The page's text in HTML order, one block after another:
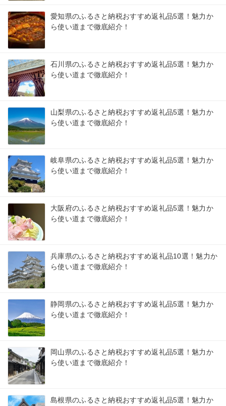
愛知県のふるさと納税おすすめ返礼品5選！魅力か
ら使い道まで徹底紹介！
石川県のふるさと納税おすすめ返礼品5選！魅力か
ら使い道まで徹底紹介！
山梨県のふるさと納税おすすめ返礼品5選！魅力か
ら使い道まで徹底紹介！
岐阜県のふるさと納税おすすめ返礼品5選！魅力か
ら使い道まで徹底紹介！
大阪府のふるさと納税おすすめ返礼品5選！魅力か
ら使い道まで徹底紹介！
兵庫県のふるさと納税おすすめ返礼品10選！魅力か
ら使い道まで徹底紹介！
静岡県のふるさと納税おすすめ返礼品5選！魅力か
ら使い道まで徹底紹介！
岡山県のふるさと納税おすすめ返礼品5選！魅力か
ら使い道まで徹底紹介！
島根県のふるさと納税おすすめ返礼品5選！魅力か